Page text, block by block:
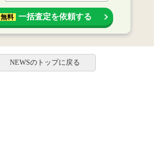
無料 一括査定を依頼する
NEWSのトップに戻る